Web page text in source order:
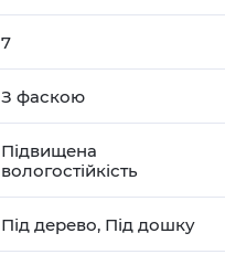
7
З фаскою
Підвищена
вологостійкість
Під дерево, Під дошку